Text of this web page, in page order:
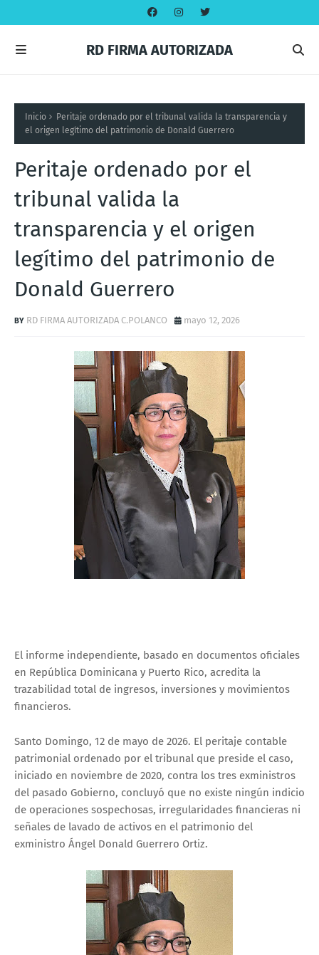
RD FIRMA AUTORIZADA
Inicio
Peritaje ordenado por el tribunal valida la transparencia y
el origen legítimo del patrimonio de Donald Guerrero
Peritaje ordenado por el
tribunal valida la
transparencia y el origen
legítimo del patrimonio de
Donald Guerrero
RD FIRMA AUTORIZADA C.POLANCO mayo 12, 2026
El informe independiente, basado en documentos oficiales
en República Dominicana y Puerto Rico, acredita la
trazabilidad total de ingresos, inversiones y movimientos
financieros.
Santo Domingo, 12 de mayo de 2026. El peritaje contable
patrimonial ordenado por el tribunal que preside el caso,
iniciado en noviembre de 2020, contra los tres exministros
del pasado Gobierno, concluyó que no existe ningún indicio
de operaciones sospechosas, irregularidades financieras ni
señales de lavado de activos en el patrimonio del
exministro Ángel Donald Guerrero Ortiz.